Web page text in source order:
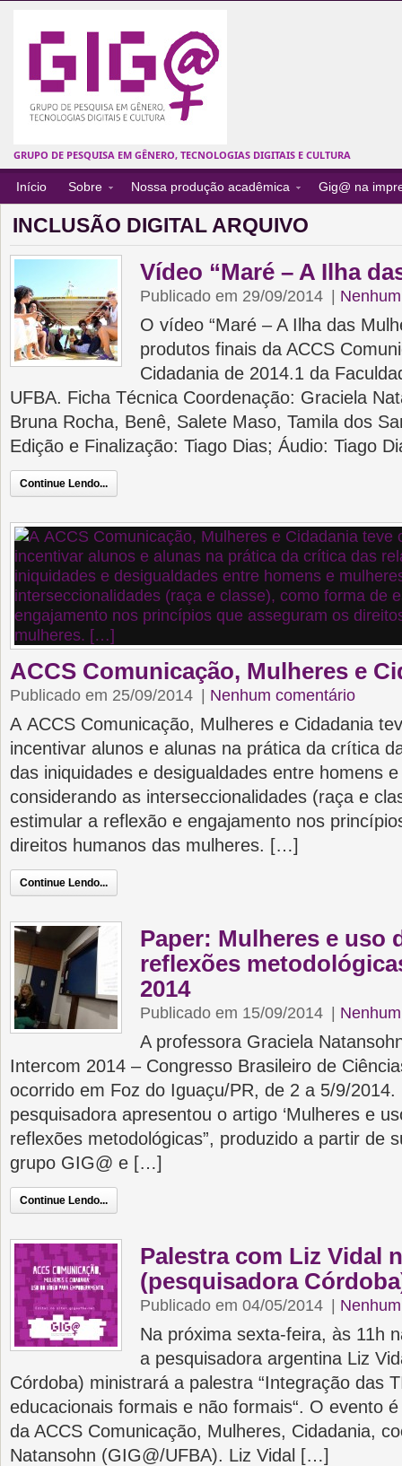
GRUPO DE PESQUISA EM GÊNERO, TECNOLOGIAS DIGITAIS E CULTURA
Início Sobre Nossa produção acadêmica Gig@ na
INCLUSÃO DIGITAL ARQUIVO
Vídeo “Maré – A Ilha
Publicado em 29/09/2014
O vídeo “Maré – A Ilha das
produtos finais da ACCS
Cidadania de 2014.1 da
UFBA. Ficha Técnica Coordenação: Graciela
Bruna Rocha, Benê, Salete Maso, Tamila dos
Edição e Finalização: Tiago Dias; Áudio: Tiago
Continue Lendo...
ACCS Comunicação, Mulheres e
Publicado em 25/09/2014 Nenhum comentário
A ACCS Comunicação, Mulheres e Cidadania
incentivar alunos e alunas na prática da crítica
das iniquidades e desigualdades entre homens
considerando as interseccionalidades (raça e
estimular a reflexão e engajamento nos
direitos humanos das mulheres. […]
Continue Lendo...
Paper: Mulheres e uso
reflexões
2014
Publicado em 15/09/2014
A professora Graciela
Intercom 2014 – Congresso Brasileiro de
ocorrido em Foz do Iguaçu/PR, de 2 a 5/9/2014.
pesquisadora apresentou o artigo ‘Mulheres e
reflexões metodológicas”, produzido a partir de
grupo GIG@ e […]
Continue Lendo...
Palestra com Liz Vidal
(pesquisadora
Publicado em 04/05/2014
Na próxima sexta-feira, às 11h
a pesquisadora argentina Liz
Córdoba) ministrará a palestra “Integração das
educacionais formais e não formais“. O evento
da ACCS Comunicação, Mulheres, Cidadania,
Natansohn (GIG@/UFBA). Liz Vidal […]